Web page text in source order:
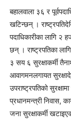
बहालवाला ३६ र
खटिन्छन् ।
पदाधिकारीका लागि २
छन् । राष्ट्रपतिका
३ सय ६ सुरक्षाकर्मी
आवागमनलगायत
उपराष्ट्रपतिको
प्रधानमन्त्री निवास,
जना सुरक्षाकर्मी